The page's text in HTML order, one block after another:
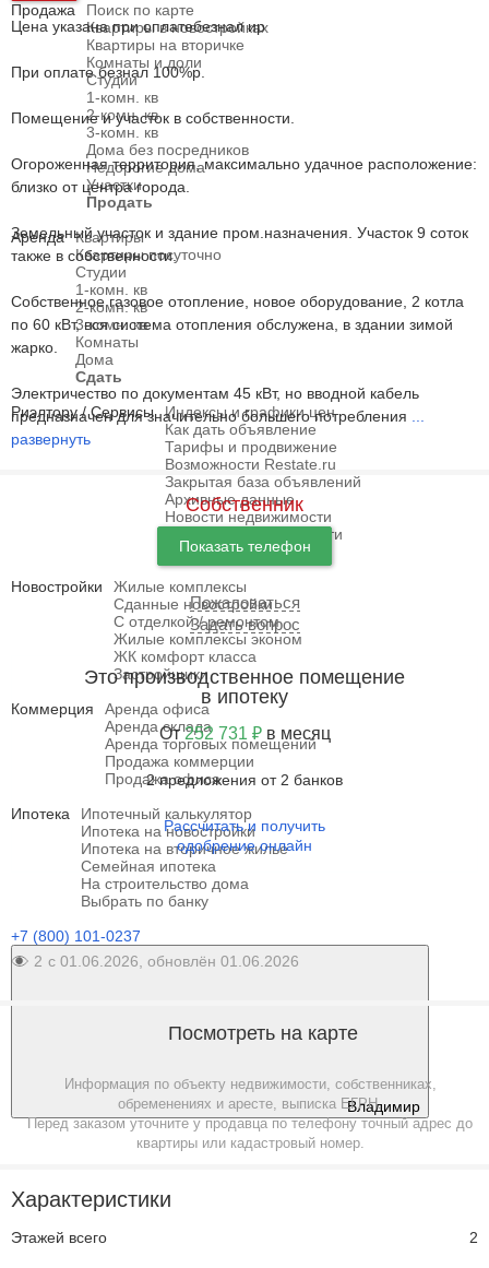
Продажа
Поиск по карте
Квартиры в новостройках
Квартиры на вторичке
Комнаты и доли
Студии
1-комн. кв
2-комн. кв
3-комн. кв
Дома без посредников
Недорогие дома
Участки
Продать
Аренда
Квартиры
Квартиры посуточно
Студии
1-комн. кв
2-комн. кв
3-комн. кв
Комнаты
Дома
Сдать
Риэлтору / Сервисы
Индексы и графики цен
Как дать объявление
Тарифы и продвижение
Возможности Restate.ru
Закрытая база объявлений
Архивные данные
Новости недвижимости
Агентства недвижимости
Отзывы и форум
Новостройки
Жилые комплексы
Сданные новостройки
С отделкой / ремонтом
Жилые комплексы эконом
ЖК комфорт класса
Застройщики
Коммерция
Аренда офиса
Аренда склада
Аренда торговых помещений
Продажа коммерции
Продажа офиса
Ипотека
Ипотечный калькулятор
Ипотека на новостройки
Ипотека на вторичное жилье
Семейная ипотека
На строительство дома
Выбрать по банку
+7 (800) 101-0237
Владимир
Цена указана при оплатебезнал ир
При оплате безнал 100%р.
Помещение и участок в собственности.
Огороженная территория, максимально удачное расположение:
близко от центра города.
Земельный участок и здание пром.назначения. Участок 9 соток
также в собственности.
Собственное газовое отопление, новое оборудование, 2 котла
по 60 кВт, вся система отопления обслужена, в здании зимой
жарко.
Электричество по документам 45 кВт, но вводной кабель
предназначен для значительно большего потребления
развернуть
Собственник
Показать телефон
Пожаловаться
Задать вопрос
Это производственное помещение
в ипотеку
От252 731 ₽в месяц
2 предложения от 2 банков
Рассчитать и получить
одобрение онлайн
2 с 01.06.2026, обновлён 01.06.2026
Посмотреть на карте
Информация по объекту недвижимости, собственниках,
обременениях и аресте, выписка ЕГРН.
Перед заказом уточните у продавца по телефону точный адрес до
квартиры или кадастровый номер.
Характеристики
Этажей всего 2